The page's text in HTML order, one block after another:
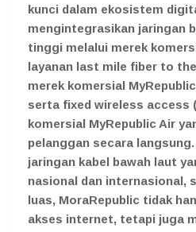
kunci dalam ekosistem
mengintegrasikan jaringan
tinggi melalui merek
layanan last mile fiber to
merek komersial
serta fixed wireless access
komersial MyRepublic Air
pelanggan secara
jaringan kabel bawah laut
nasional dan internasional,
luas, MoraRepublic tidak
akses internet, tetapi juga